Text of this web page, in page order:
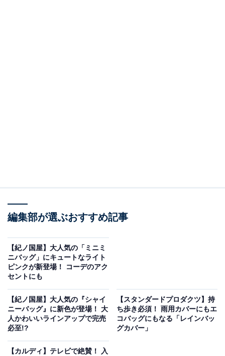
カルディのレトロカラーの「エコバッグ」の「クラシックブルー」
です。1つは「クラシックブルー」。少しくすんだ感じ
のブルーになっています。
編集部が選ぶおすすめ記事
【紀ノ国屋】大人気の「ミニミ
ニバッグ」にキュートなライト
ピンクが新登場！ コーデのアク
セントにも
【紀ノ国屋】大人気の『シャイ
ニーバッグ』に新色が登場！ 大
人かわいいラインアップで完売
必至!?
【スタンダードプロダクツ】持
ち歩き必須！ 雨用カバーにもエ
コバッグにもなる「レインバッ
グカバー」
【カルディ】テレビで絶賛！ 入